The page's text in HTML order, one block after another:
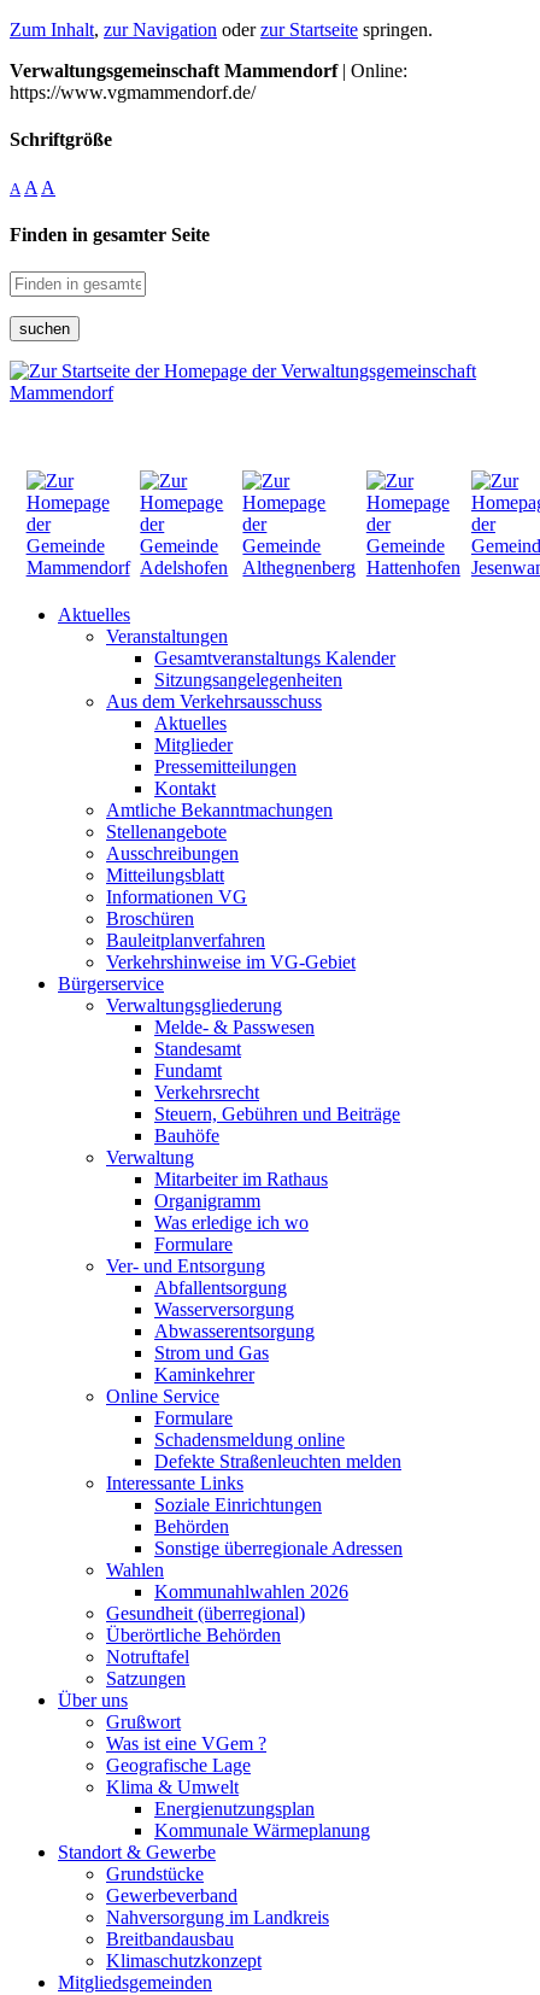
Zum Inhalt, zur Navigation oderzur Startseite springen.
Verwaltungsgemeinschaft Mammendorf| Online:
https://www.vgmammendorf.de/
Schriftgröße
A A A
Finden in gesamter Seite
suchen
Aktuelles
Veranstaltungen
Gesamtveranstaltungs Kalender
Sitzungsangelegenheiten
Aus dem Verkehrsausschuss
Aktuelles
Mitglieder
Pressemitteilungen
Kontakt
Amtliche Bekanntmachungen
Stellenangebote
Ausschreibungen
Mitteilungsblatt
Informationen VG
Broschüren
Bauleitplanverfahren
Verkehrshinweise im VG-Gebiet
Bürgerservice
Verwaltungsgliederung
Melde- & Passwesen
Standesamt
Fundamt
Verkehrsrecht
Steuern, Gebühren und Beiträge
Bauhöfe
Verwaltung
Mitarbeiter im Rathaus
Organigramm
Was erledige ich wo
Formulare
Ver- und Entsorgung
Abfallentsorgung
Wasserversorgung
Abwasserentsorgung
Strom und Gas
Kaminkehrer
Online Service
Formulare
Schadensmeldung online
Defekte Straßenleuchten melden
Interessante Links
Soziale Einrichtungen
Behörden
Sonstige überregionale Adressen
Wahlen
Kommunahlwahlen 2026
Gesundheit (überregional)
Überörtliche Behörden
Notruftafel
Satzungen
Über uns
Grußwort
Was ist eine VGem ?
Geografische Lage
Klima & Umwelt
Energienutzungsplan
Kommunale Wärmeplanung
Standort & Gewerbe
Grundstücke
Gewerbeverband
Nahversorgung im Landkreis
Breitbandausbau
Klimaschutzkonzept
Mitgliedsgemeinden